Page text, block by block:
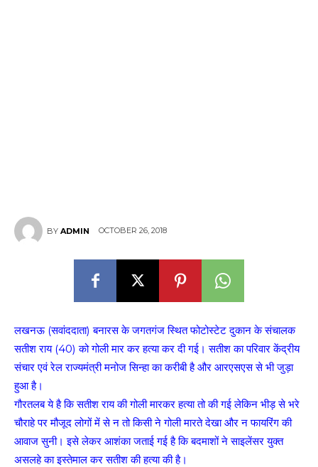
BY ADMIN OCTOBER 26, 2018
लखनऊ (सवांददाता) बनारस के जगतगंज स्थित फोटोस्टेट दुकान के संचालक
सतीश राय (40) को गोली मार कर हत्या कर दी गई। सतीश का परिवार केंद्रीय
संचार एवं रेल राज्यमंत्री मनोज सिन्हा का करीबी है और आरएसएस से भी जुड़ा
हुआ है।
गौरतलब ये है कि सतीश राय की गोली मारकर हत्या तो की गई लेकिन भीड़ से भरे
चौराहे पर मौजूद लोगों में से न तो किसी ने गोली मारते देखा और न फायरिंग की
आवाज सुनी। इसे लेकर आशंका जताई गई है कि बदमाशों ने साइलेंसर युक्त
असलहे का इस्तेमाल कर सतीश की हत्या की है।